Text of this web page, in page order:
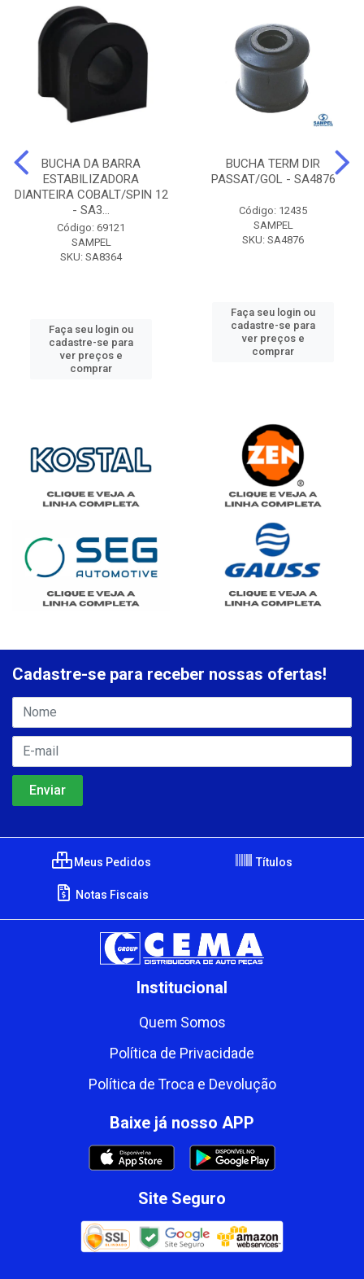
BUCHA DA BARRA
ESTABILIZADORA
DIANTEIRA COBALT/SPIN 12
- SA3...
Código: 69121
SAMPEL
SKU: SA8364
Faça seu login ou
cadastre-se para
ver preços e
comprar
BUCHA TERM DIR
PASSAT/GOL - SA4876
Código: 12435
SAMPEL
SKU: SA4876
Faça seu login ou
cadastre-se para
ver preços e
comprar
Cadastre-se para receber nossas ofertas!
Meus Pedidos Títulos
Notas Fiscais
Institucional
Quem Somos
Política de Privacidade
Política de Troca e Devolução
Baixe já nosso APP
Site Seguro